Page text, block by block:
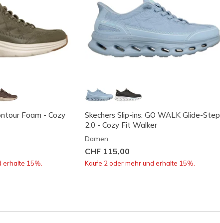
Foam - Cozy
erhalte 15%.
Skechers Slip-ins: GO WALK Glide-Step
2.0 - Cozy Fit Walker
Damen
CHF 115,00
Kaufe 2 oder mehr und erhalte 15%.